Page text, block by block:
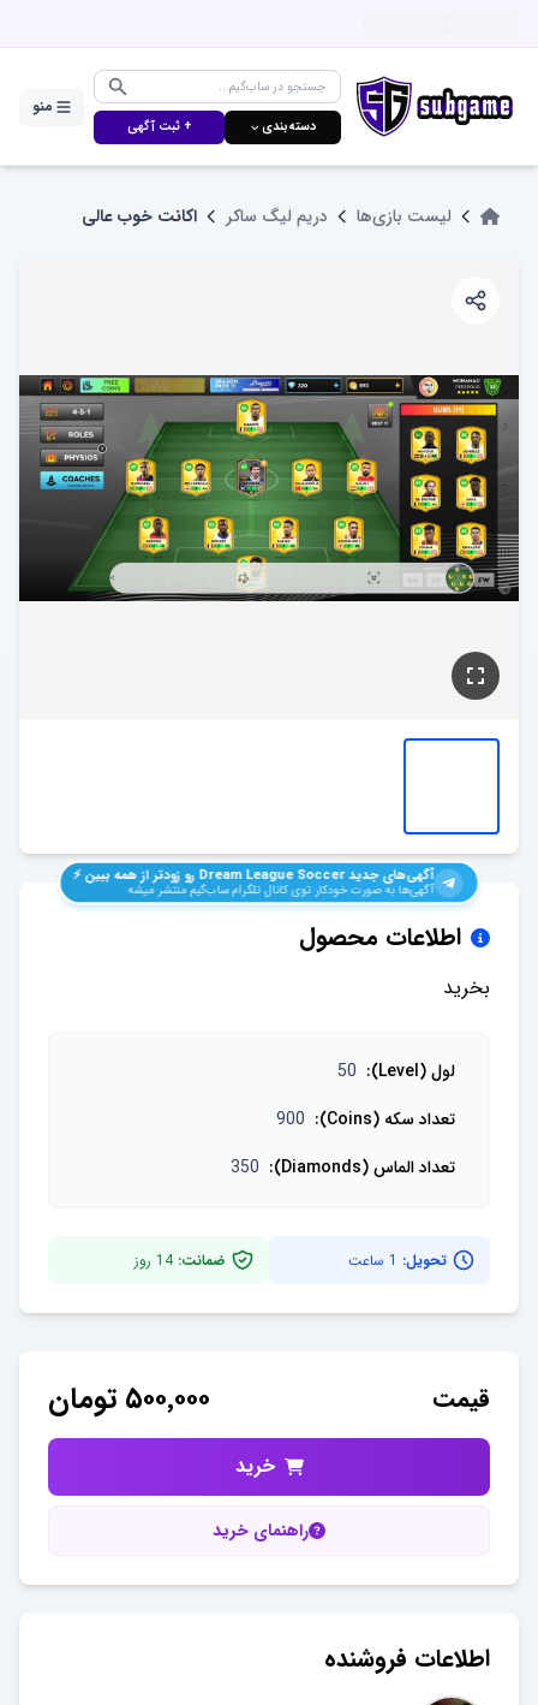
دسته‌بندی ⌵ + ثبت آگهی
منو
لیست بازی‌ها دریم لیگ ساکر اکانت خوب عالی
آگهی‌های جدیدDream League Soccer رو زودتر از همه ببین ⚡️
آگهی‌ها به صورت خودکار توی کانال تلگرام ساب‌گیم منتشر میشه
اطلاعات محصول
بخرید
لول (Level) :
50
تعداد سکه (Coins)
:
900
تعداد الماس (Diamonds)
:
350
تحویل: 1 ساعت ضمانت:14 روز
قیمت ۵۰۰٬۰۰۰ تومان
خرید
راهنمای خرید
اطلاعات فروشنده